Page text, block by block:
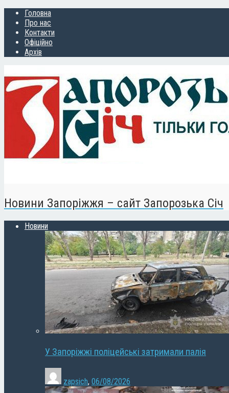
Головна
Про нас
Контакти
Офіційно
Архів
Новини Запоріжжя – сайт Запорозька Січ
Новини
У Запоріжжі поліцейські затримали палія
zapsich, 06/08/2026